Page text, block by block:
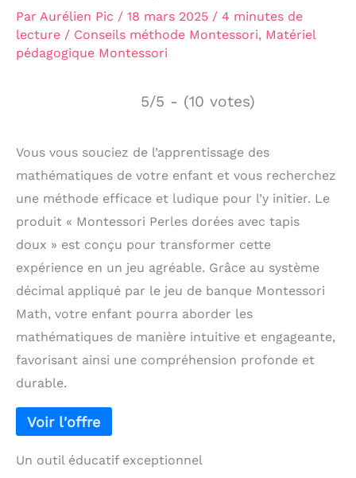
Par Aurélien Pic / 18 mars 2025 / 4 minutes de
lecture / Conseils méthode Montessori, Matériel
pédagogique Montessori
5/5 - (10 votes)
Vous vous souciez de l’apprentissage des
mathématiques de votre enfant et vous recherchez
une méthode efficace et ludique pour l’y initier. Le
produit « Montessori Perles dorées avec tapis
doux » est conçu pour transformer cette
expérience en un jeu agréable. Grâce au système
décimal appliqué par le jeu de banque Montessori
Math, votre enfant pourra aborder les
mathématiques de manière intuitive et engageante,
favorisant ainsi une compréhension profonde et
durable.
Un outil éducatif exceptionnel